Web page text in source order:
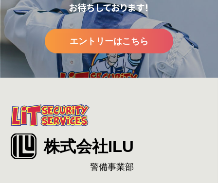
お待ちしております！
エントリーはこちら
株式会社ILU
警備事業部